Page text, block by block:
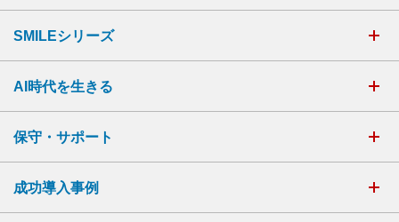
SMILEシリーズ
AI時代を生きる
保守・サポート
成功導入事例